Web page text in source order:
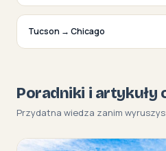
Tucson → Chicago
Poradniki i artykuły
Przydatna wiedza zanim